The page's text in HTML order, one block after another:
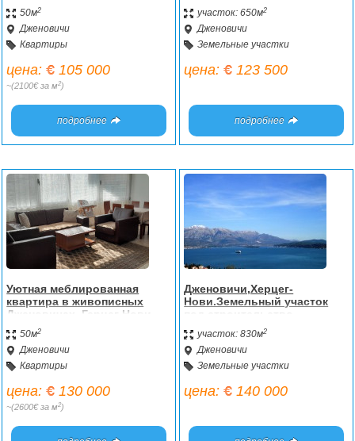
50м2
Дженовичи
Квартиры
цена: 105 000
~(2100€ за м2)
подробнее
участок: 650м2
Дженовичи
Земельные участки
цена: 123 500
подробнее
Уютная меблированная
квартира в живописных
Дженовичах, Герцег Нови
50м2
Дженовичи
Квартиры
цена: 130 000
~(2600€ за м2)
Дженовичи,Херцег-
Нови.Земельный участок
участок: 830м2
Дженовичи
Земельные участки
цена: 140 000